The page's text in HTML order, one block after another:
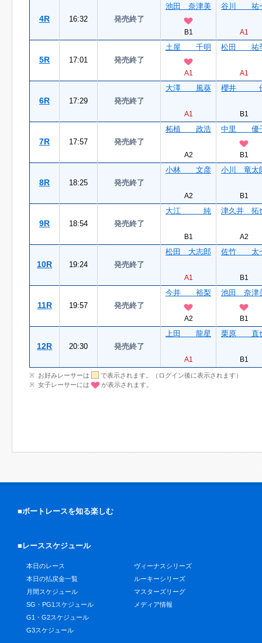
4R 16:32 発売終了
池田 奈津美
B1
谷川 祐
A1
5R 17:01 発売終了
土屋 千明
A1
松田 祐
A1
6R 17:29 発売終了
大澤 風葵
A1
櫻井
B1
7R 17:57 発売終了
柘植 政浩
A2
中里 優
B1
8R 18:25 発売終了
小林 文彦
A2
小川 竜太
B1
9R 18:54 発売終了
大江 純
B1
津久井 拓
A2
10R 19:24 発売終了
松田 大志郎
A1
佐竹 太
B1
11R 19:57 発売終了
今井 裕梨
A2
池田 奈津
B1
12R 20:30 発売終了
上田 龍星
A1
栗原 直
B1
お好みレーサーは
で表示されます。（ログイン後に表示されます）
女子レーサーには
が表示されます。
■ボートレースを知る楽しむ
■レーススケジュール
本日のレース
本日の払戻金一覧
月間スケジュール
SG・PG1スケジュール
G1・G2スケジュール
G3スケジュール
ヴィーナスシリーズ
ルーキーシリーズ
マスターズリーグ
メディア情報